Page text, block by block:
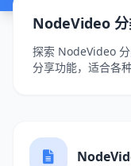
NodeVideo 分
探索 NodeVideo
分享功能，适合各